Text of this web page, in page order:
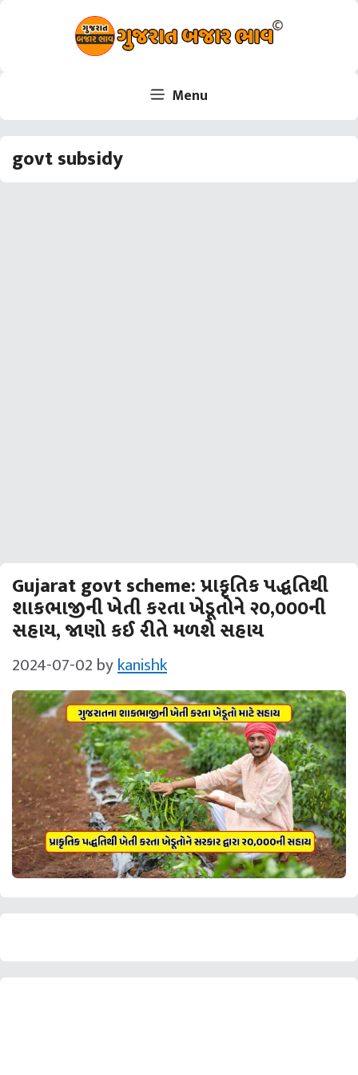
Skip
Menu
govt subsidy
Gujarat govt scheme: પ્રાકૃતિક પદ્ધતિથી
શાકભાજીની ખેતી કરતા ખેડૂતોને ૨૦,૦૦૦ની
સહાય, જાણો કઈ રીતે મળશે સહાય
2024-07-02 bykanishk